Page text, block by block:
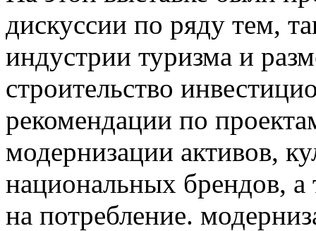
дискуссии по ряду тем,
индустрии туризма и
строительство
рекомендации по
модернизации активов,
национальных брендов,
на потребление.